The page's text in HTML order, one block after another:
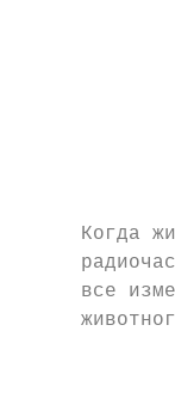
Когда
все